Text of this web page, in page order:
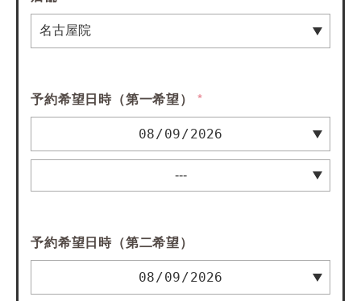
予約希望日時（第一希望） *
予約希望日時（第二希望）